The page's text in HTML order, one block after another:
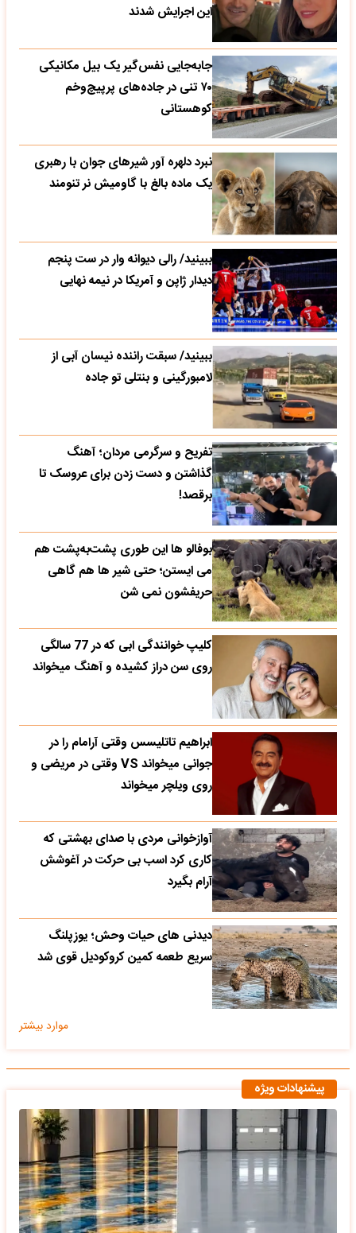
این اجرایش شدند
جابه‌جایی نفس‌گیر یک بیل مکانیکی
۷۰ تنی در جاده‌های پرپیچ‌وخم
کوهستانی
نبرد دلهره آور شیرهای جوان با رهبری
یک ماده بالغ با گاومیش نر تنومند
ببینید/ رالی دیوانه وار در ست پنجم
دیدار ژاپن و آمریکا در نیمه نهایی
ببینید/ سبقت راننده نیسان آبی از
لامبورگینی و بنتلی تو جاده
تفریح و سرگرمی مردان؛ آهنگ
گذاشتن و دست زدن برای عروسک تا
برقصد!
بوفالو ها این‌ طوری پشت‌به‌پشت هم
می‌ ایستن؛ حتی شیر ها هم گاهی
حریفشون نمی‌ شن
کلیپ خوانندگی ابی که در 77 سالگی
روی سن دراز کشیده و آهنگ میخواند
ابراهیم تاتلیسس وقتی آرامام را در
جوانی میخواند VS وقتی در مریضی و
روی ویلچر میخواند
آوازخوانی مردی با صدای بهشتی که
کاری کرد اسب بی حرکت در آغوشش
آرام بگیرد
دیدنی های حیات وحش؛ یوزپلنگ
سریع طعمه کمین کروکودیل قوی شد
موارد بیشتر
پیشنهادات ویژه